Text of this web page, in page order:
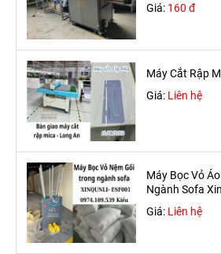
Giá: 160 đ
Máy Cắt Rập
Giá: Liên hệ
Máy Bọc Vỏ
Ngành Sofa
Giá: Liên hệ